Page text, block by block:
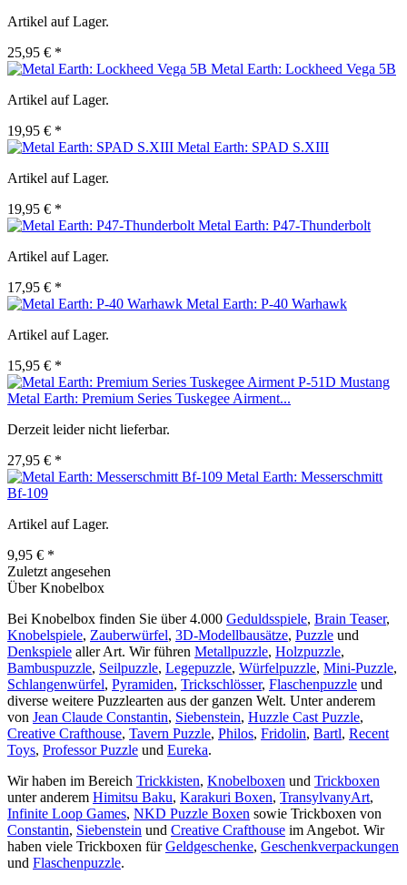
Artikel auf Lager.
25,95 € *
Metal Earth: Lockheed Vega 5B
Artikel auf Lager.
19,95 € *
Metal Earth: SPAD S.XIII
Artikel auf Lager.
19,95 € *
Metal Earth: P47-Thunderbolt
Artikel auf Lager.
17,95 € *
Metal Earth: P-40 Warhawk
Artikel auf Lager.
15,95 € *
Metal Earth: Premium Series Tuskegee Airment...
Derzeit leider nicht lieferbar.
27,95 € *
Metal Earth: Messerschmitt
Bf-109
Artikel auf Lager.
9,95 € *
Zuletzt angesehen
Über Knobelbox
Bei Knobelbox finden Sie über 4.000 Geduldsspiele, Brain Teaser,
Knobelspiele, Zauberwürfel, 3D-Modellbausätze, Puzzle und
Denkspiele aller Art. Wir führen Metallpuzzle, Holzpuzzle,
Bambuspuzzle, Seilpuzzle, Legepuzzle, Würfelpuzzle, Mini-Puzzle,
Schlangenwürfel, Pyramiden, Trickschlösser, Flaschenpuzzle und
diverse weitere Puzzlearten aus der ganzen Welt. Unter anderem
von Jean Claude Constantin, Siebenstein, Huzzle Cast Puzzle,
Creative Crafthouse, Tavern Puzzle, Philos, Fridolin, Bartl, Recent
Toys, Professor Puzzle und Eureka.
Wir haben im Bereich Trickkisten, Knobelboxen und Trickboxen
unter anderem Himitsu Baku, Karakuri Boxen, TransylvanyArt,
Infinite Loop Games, NKD Puzzle Boxen sowie Trickboxen von
Constantin, Siebenstein und Creative Crafthouse im Angebot. Wir
haben viele Trickboxen fürGeldgeschenke, Geschenkverpackungen
und Flaschenpuzzle.